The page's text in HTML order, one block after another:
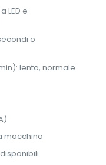
LED e
o
lenta, normale
macchina